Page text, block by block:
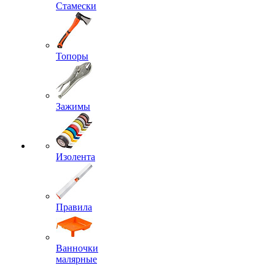
Стамески
Топоры
Зажимы
Изолента
Правила
Ванночки
малярные